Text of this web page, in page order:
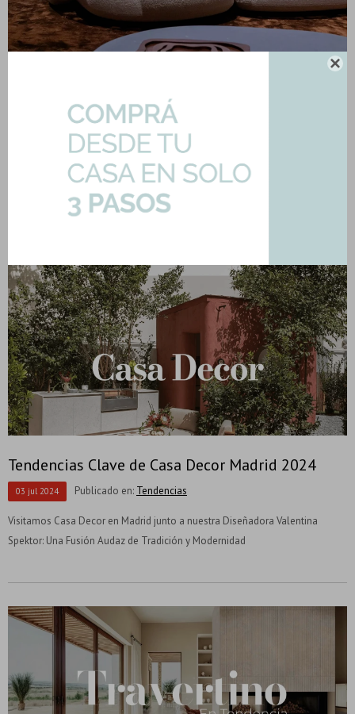

Milan Design Week 2026
Publicado en: Novedades
La semana pasada, ACHER siguió de cerca una nueva edición de la Milan
Design Week, uno de los encuentros internacionales más importantes para
el mundo del diseño, la arquitectura y el interiorismo.
Tendencias Clave de Casa Decor Madrid 2024
03 jul 2024 Publicado en: Tendencias
Visitamos Casa Decor en Madrid junto a nuestra Diseñadora Valentina
Spektor: Una Fusión Audaz de Tradición y Modernidad